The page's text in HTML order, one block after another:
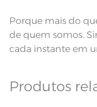
Porque mais do
de quem somos.
cada instante em
Produtos